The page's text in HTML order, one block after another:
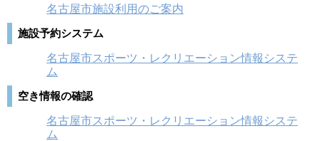
名古屋市施設利用のご案内
施設予約システム
名古屋市スポーツ・レクリエーション情報システ
ム
空き情報の確認
名古屋市スポーツ・レクリエーション情報システ
ム